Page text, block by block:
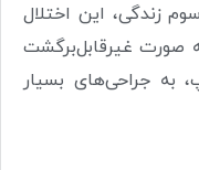
زندگی، این اختلال
غیرقابل‌برگشت
به جراحی‌های بسیار